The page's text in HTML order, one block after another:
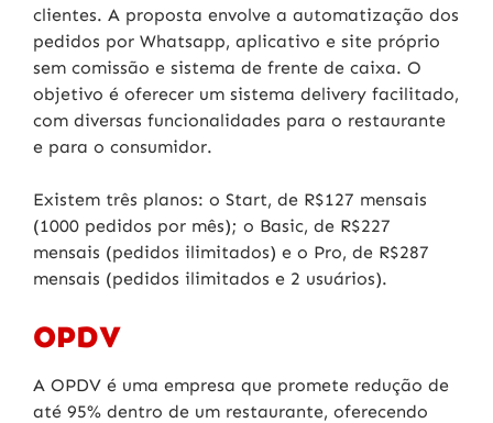
clientes. A proposta envolve a automatização dos
pedidos por Whatsapp, aplicativo e site próprio
sem comissão e sistema de frente de caixa. O
objetivo é oferecer um sistema delivery facilitado,
com diversas funcionalidades para o restaurante
e para o consumidor.
Existem três planos: o Start, de R$127 mensais
(1000 pedidos por mês); o Basic, de R$227
mensais (pedidos ilimitados) e o Pro, de R$287
mensais (pedidos ilimitados e 2 usuários).
OPDV
A OPDV é uma empresa que promete redução de
até 95% dentro de um restaurante, oferecendo